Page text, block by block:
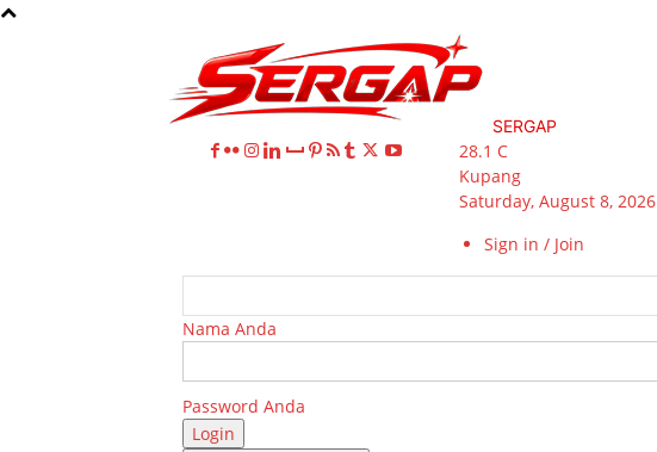
SERGAP
28.1 C
Kupang
Saturday, August 8, 2026
Sign in / Join
Nama Anda
Password Anda